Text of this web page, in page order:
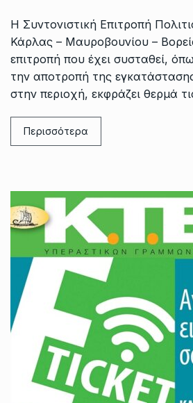
Η Συντονιστική Επιτροπή
Κάρλας – Μαυροβουνίου –
επιτροπή που έχει συσταθεί,
την αποτροπή της
στην περιοχή, εκφράζει θερμά
Περισσότερα